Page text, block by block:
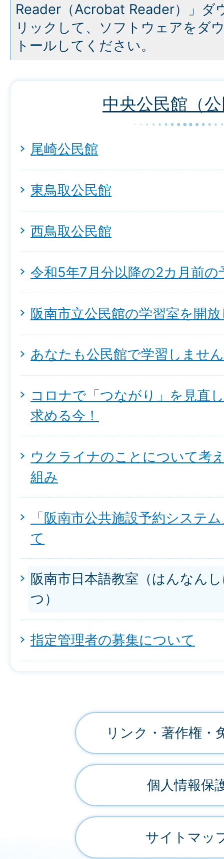
Reader（Acrobat Reader）」ダ
リックして、ソフトウェアをダ
トールしてください。
中央公民館（
尾崎公民館
東鳥取公民館
西鳥取公民館
令和5年7月分以降の2カ月前
阪南市立公民館の学習室を開
あなたも公民館で学習しませ
コロナで「つながり」を見直
求める今！
ウクライナのことについて考
組み
「阪南市公共施設予約システ
て
阪南市日本語教室（はんなん
つ）
指定管理者の募集について
リンク・著作権・
個人情報保
サイトマッ